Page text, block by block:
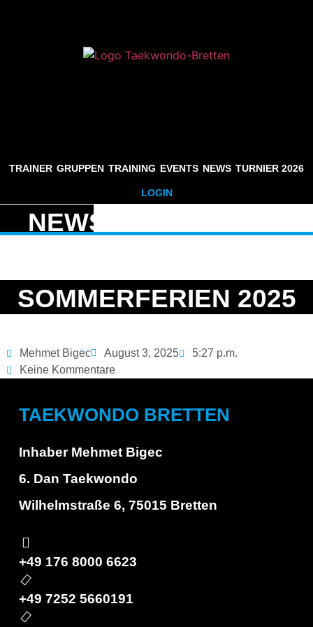
TRAINER GRUPPEN TRAINING EVENTS NEWS TURNIER 2026
LOGIN
NEWS
SOMMERFERIEN 2025
Mehmet Bigec August 3, 2025
5:27 p.m.
Keine Kommentare
TAEKWONDO BRETTEN
Inhaber Mehmet Bigec
6. Dan Taekwondo
Wilhelmstraße 6, 75015 Bretten
+49 176 8000 6623
+49 7252 5660191